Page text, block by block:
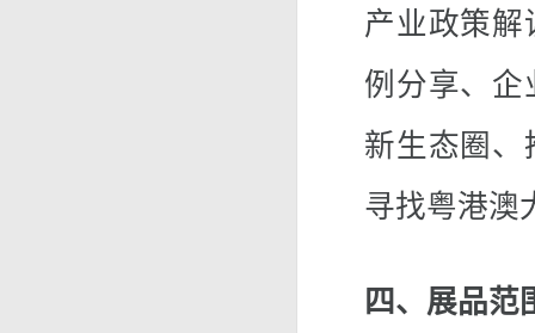
产业政策
例分享、企
新生态圈、
寻找粤港澳
四、展品范